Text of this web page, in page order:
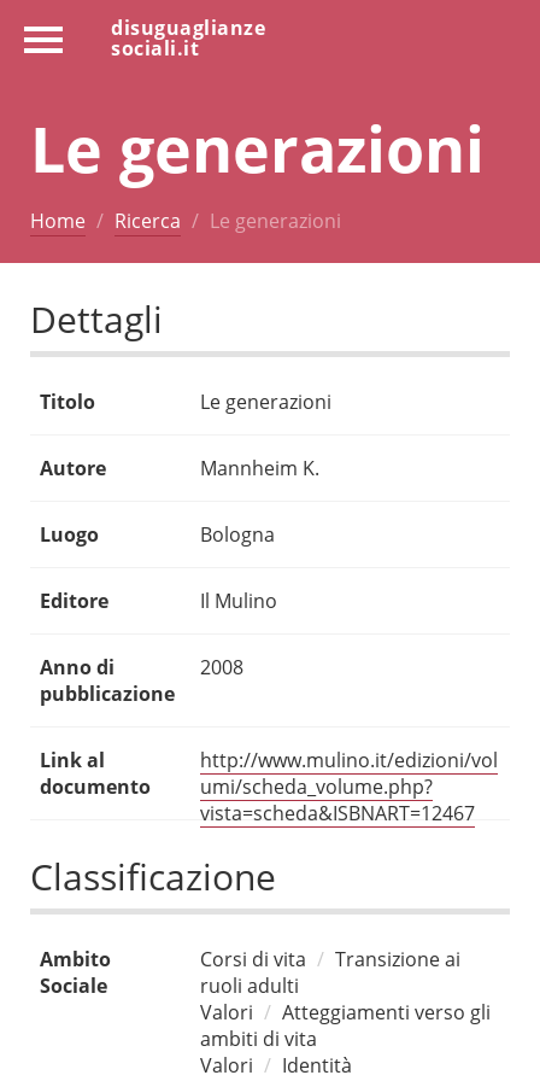
disuguaglianze
sociali.it
Le generazioni
Home Ricerca Le generazioni
Dettagli
Titolo Le generazioni
Autore Mannheim K.
Luogo Bologna
Editore Il Mulino
Anno di
pubblicazione
2008
Link al
documento
http://www.mulino.it/edizioni/vol
umi/scheda_volume.php?
vista=scheda&ISBNART=12467
Classificazione
Ambito
Sociale
Corsi di vita
Transizione ai
ruoli adulti
Valori
Atteggiamenti verso gli
ambiti di vita
Valori
Identità